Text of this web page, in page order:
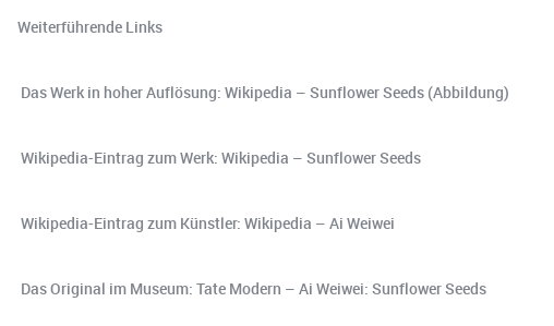
Weiterführende Links
Das Werk in hoher Auflösung: Wikipedia – Sunflower Seeds (Abbildung)
Wikipedia-Eintrag zum Werk: Wikipedia – Sunflower Seeds
Wikipedia-Eintrag zum Künstler: Wikipedia – Ai Weiwei
Das Original im Museum: Tate Modern – Ai Weiwei: Sunflower Seeds